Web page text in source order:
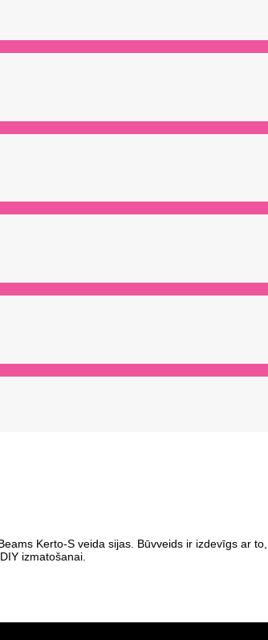
Kerto-S veida sijas. Būvveids ir izdevīgs ar
izmatošanai.